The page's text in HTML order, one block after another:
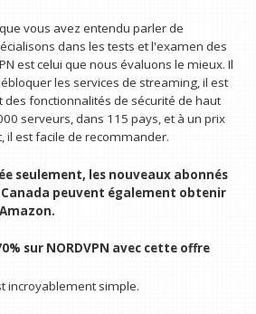
vous avez entendu parler de
dans les tests et l'examen des
est celui que nous évaluons le mieux. Il
les services de streaming, il est
fonctionnalités de sécurité de haut
serveurs, dans 115 pays, et à un prix
il est facile de recommander.
seulement, les nouveaux abonnés
peuvent également obtenir
sur NORDVPN avec cette offre
incroyablement simple.